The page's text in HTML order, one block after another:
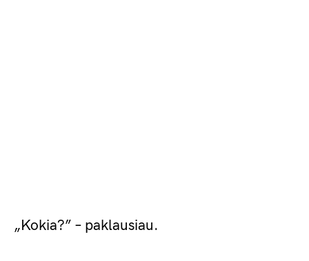
„Kokia?” – paklausiau.